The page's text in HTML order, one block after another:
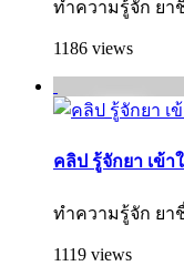
ทำความรู้จัก ยา
1186 views
คลิป รู้จักยา เข้
ทำความรู้จัก ยา
1119 views